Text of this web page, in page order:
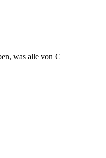
was alle von C